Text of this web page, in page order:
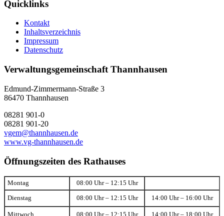
Quicklinks
Kontakt
Inhaltsverzeichnis
Impressum
Datenschutz
Verwaltungsgemeinschaft Thannhausen
Edmund-Zimmermann-Straße 3
86470 Thannhausen
08281 901-0
08281 901-20
vgem@thannhausen.de
www.vg-thannhausen.de
Öffnungszeiten des Rathauses
Montag 08:00 Uhr – 12:15 Uhr
Dienstag 08:00 Uhr – 12:15 Uhr 14:00 Uhr – 16:00 Uhr